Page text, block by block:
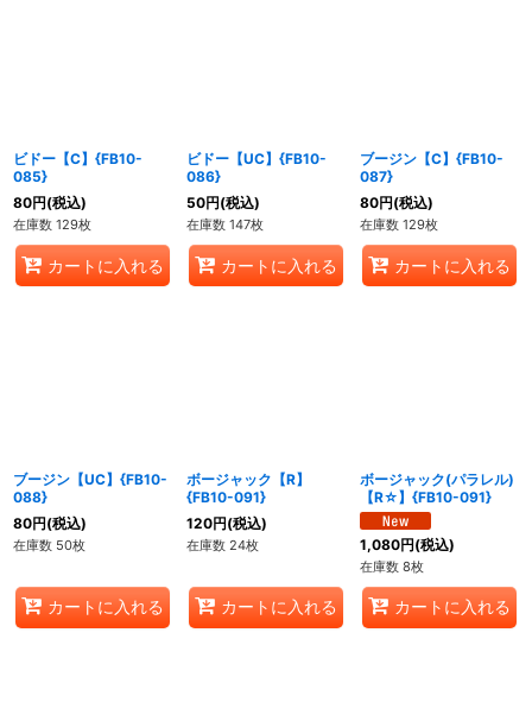
ビドー【C】{FB10-
085}
80円(税込)
在庫数 129枚
カートに入れる
ビドー【UC】{FB10-
086}
50円(税込)
在庫数 147枚
カートに入れる
ブージン【C】{FB10-
087}
80円(税込)
在庫数 129枚
カートに入れる
ブージン【UC】{FB10-
088}
80円(税込)
在庫数 50枚
カートに入れる
ボージャック【R】
{FB10-091}
120円(税込)
在庫数 24枚
カートに入れる
ボージャック(パラレル)
【R☆】{FB10-091}
1,080円(税込)
在庫数 8枚
カートに入れる